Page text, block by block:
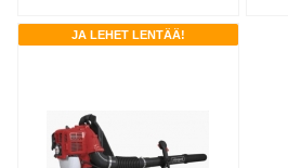
JA LEHET LENTÄÄ!